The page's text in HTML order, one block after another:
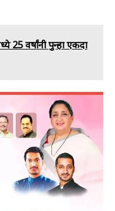
25 वर्षांनी पुन्हा एकदा